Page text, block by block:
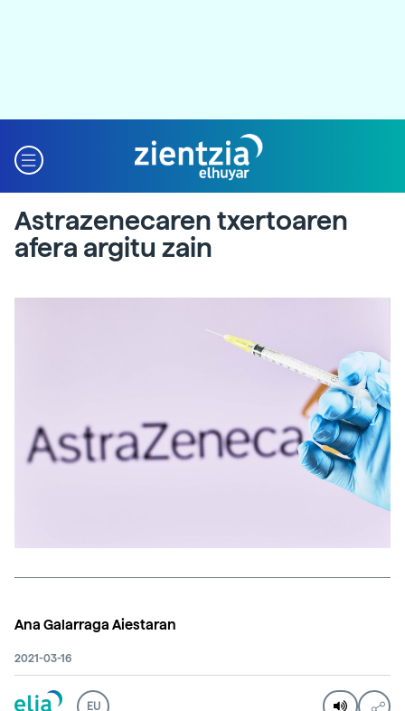
Astrazenecaren txertoaren
afera argitu zain
Ana Galarraga Aiestaran
2021-03-16
EU